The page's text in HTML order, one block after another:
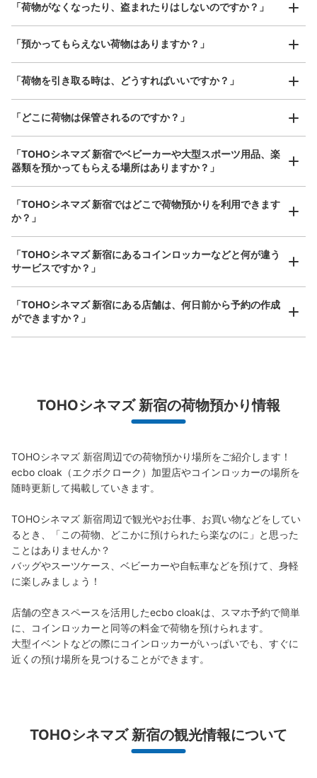
保管できる荷物数
大:2 / ¥600 中 6/ ¥400 小:15/
¥300
支払い方法
現金
新宿BLAZE駅から徒歩1分
本日の営業時間:00:00〜 00:00
新宿BLAZE を背に右斜め前、Humax Pavilion 新宿の南側
保管できる荷物数
大:3 / ¥400 小: 15/ ¥300
支払い方法
現金
このコインロッカーの位置を見る
第二東亜会館向かいコインロッカー
JR新宿駅駅から徒歩5分
お店で荷物の写真を
好立地 / 好条件店舗も多数
楽器、ベビーカー、ゴルフバッグ等、1人が持てる大きさの荷物であればどんなサイズでも
「荷物がなくなったり、盗まれたりはしないのですか？」
「預かってもらえない荷物はありますか？」
「荷物を引き取る時は、どうすればいいですか？」
「どこに荷物は保管されるのですか？」
「TOHOシネマズ 新宿でベビーカーや大型スポーツ用品、楽
器類を預かってもらえる場所はありますか？」
「TOHOシネマズ 新宿ではどこで荷物預かりを利用できます
か？」
「TOHOシネマズ 新宿にあるコインロッカーなどと何が違う
サービスですか？」
「TOHOシネマズ 新宿にある店舗は、何日前から予約の作成
ができますか？」
TOHOシネマズ 新宿の荷物預かり情報
TOHOシネマズ 新宿周辺での荷物預かり場所をご紹介します！
ecbo cloak（エクボクローク）加盟店やコインロッカーの場所を
随時更新して掲載していきます。
TOHOシネマズ 新宿周辺で観光やお仕事、お買い物などをしてい
るとき、「この荷物、どこかに預けられたら楽なのに」と思った
ことはありませんか？
バッグやスーツケース、ベビーカーや自転車などを預けて、身軽
に楽しみましょう！
店舗の空きスペースを活用したecbo cloakは、スマホ予約で簡単
に、コインロッカーと同等の料金で荷物を預けられます。
大型イベントなどの際にコインロッカーがいっぱいでも、すぐに
近くの預け場所を見つけることができます。
TOHOシネマズ 新宿の観光情報について